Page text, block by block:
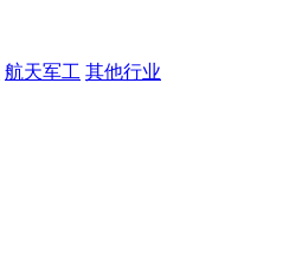
航天军工 其他行业